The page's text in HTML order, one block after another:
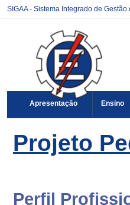
SIGAA - Sistema Integrado de
Apresentação Ensino
Projeto
Perfil